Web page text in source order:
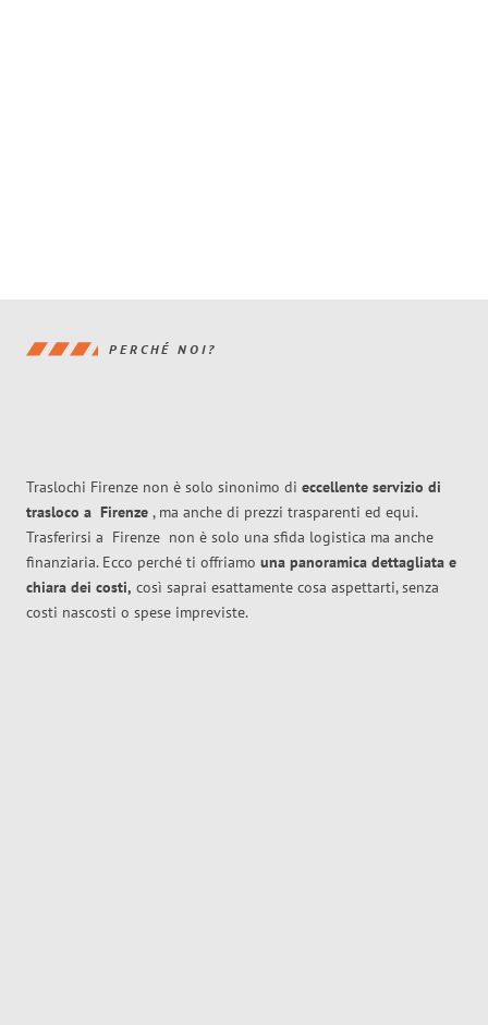
PERCHÉ NOI?
Traslochi Firenze non è solo sinonimo di eccellente servizio di
trasloco a Firenze , ma anche di prezzi trasparenti ed equi.
Trasferirsi a Firenze non è solo una sfida logistica ma anche
finanziaria. Ecco perché ti offriamo una panoramica dettagliata e
chiara dei costi, così saprai esattamente cosa aspettarti, senza
costi nascosti o spese impreviste.